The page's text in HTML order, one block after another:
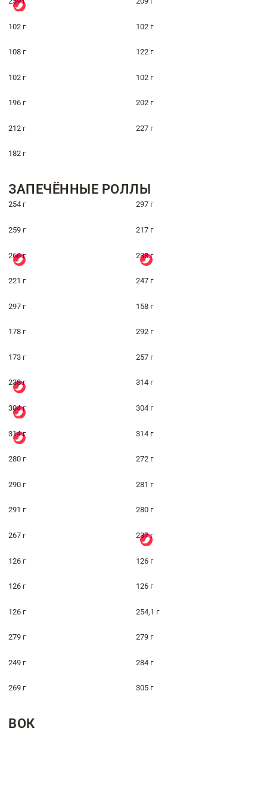
102 г 102 г
108 г 122 г
102 г 102 г
196 г 202 г
212 г 227 г
182 г
ЗАПЕЧЁННЫЕ РОЛЛЫ
254 г 297 г
259 г 217 г
266 г 238 г
221 г 247 г
297 г 158 г
178 г 292 г
173 г 257 г
238 г 314 г
304 г 304 г
314 г 314 г
280 г 272 г
290 г 281 г
291 г 280 г
267 г 237 г
126 г 126 г
126 г 126 г
126 г 254,1 г
279 г 279 г
249 г 284 г
269 г 305 г
ВОК